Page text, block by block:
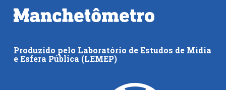
Produzido pelo Laboratório de Estudos de Mídia
e Esfera Pública (LEMEP)